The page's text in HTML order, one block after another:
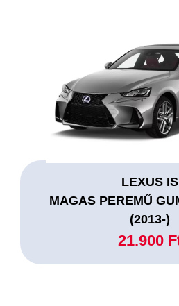
LEXUS IS
MAGAS PEREMŰ
(2013-)
21.900